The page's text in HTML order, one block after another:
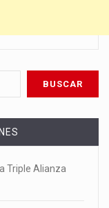
Triple Alianza